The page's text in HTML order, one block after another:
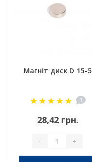
Магніт диск D 15-5
1
28,42 грн.
- +